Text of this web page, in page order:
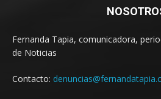
Fernanda Tapia, comunicadora,
de Noticias
Contacto: